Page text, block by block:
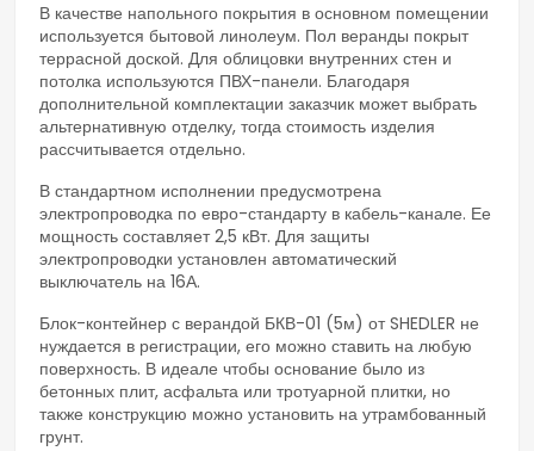
В качестве напольного покрытия в основном помещении
используется бытовой линолеум. Пол веранды покрыт
террасной доской. Для облицовки внутренних стен и
потолка используются ПВХ-панели. Благодаря
дополнительной комплектации заказчик может выбрать
альтернативную отделку, тогда стоимость изделия
рассчитывается отдельно.
В стандартном исполнении предусмотрена
электропроводка по евро-стандарту в кабель-канале. Ее
мощность составляет 2,5 кВт. Для защиты
электропроводки установлен автоматический
выключатель на 16А.
Блок-контейнер с верандой БКВ-01 (5м) от SHEDLER не
нуждается в регистрации, его можно ставить на любую
поверхность. В идеале чтобы основание было из
бетонных плит, асфальта или тротуарной плитки, но
также конструкцию можно установить на утрамбованный
грунт.